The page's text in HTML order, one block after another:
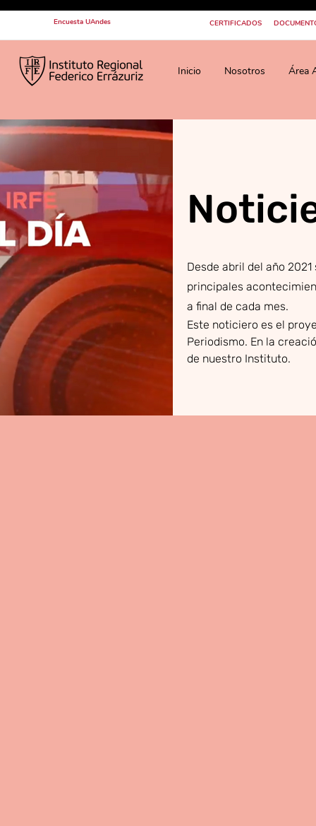
Encuesta UAndes CERTIFICADOS
Inicio Nosotros Área
Desde abril del año
principales
a final de cada mes.
Este noticiero es el
Periodismo. En la
de nuestro Instituto.